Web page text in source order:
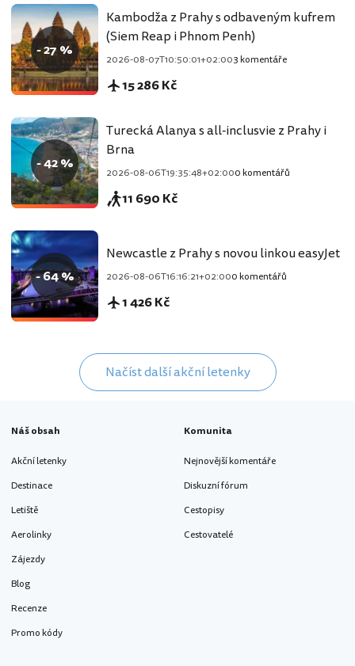
- 27 %
Kambodža z Prahy s odbaveným kufrem
(Siem Reap i Phnom Penh)
2026-08-07T10:50:01+02:003 komentáře
15 286 Kč
- 42 %
Turecká Alanya s all-inclusvie z Prahy i
Brna
2026-08-06T19:35:48+02:000 komentářů
11 690 Kč
- 64 %
Newcastle z Prahy s novou linkou easyJet
2026-08-06T16:16:21+02:000 komentářů
1 426 Kč
Načíst další akční letenky
Náš obsah
Akční letenky
Destinace
Letiště
Aerolinky
Zájezdy
Blog
Recenze
Promo kódy
Komunita
Nejnovější komentáře
Diskuzní fórum
Cestopisy
Cestovatelé